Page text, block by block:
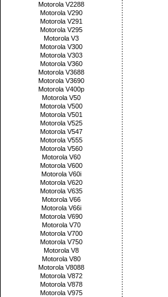
Motorola V2288
Motorola V290
Motorola V291
Motorola V295
Motorola V3
Motorola V300
Motorola V303
Motorola V360
Motorola V3688
Motorola V3690
Motorola V400p
Motorola V50
Motorola V500
Motorola V501
Motorola V525
Motorola V547
Motorola V555
Motorola V560
Motorola V60
Motorola V600
Motorola V60i
Motorola V620
Motorola V635
Motorola V66
Motorola V66i
Motorola V690
Motorola V70
Motorola V700
Motorola V750
Motorola V8
Motorola V80
Motorola V8088
Motorola V872
Motorola V878
Motorola V975